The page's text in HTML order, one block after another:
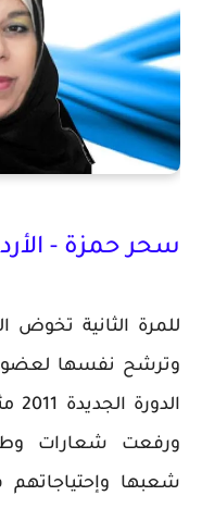
سحر حمزة -
للمرة الثانية تخوض
وترشح نفسها
ورفعت شعارات
شعبها